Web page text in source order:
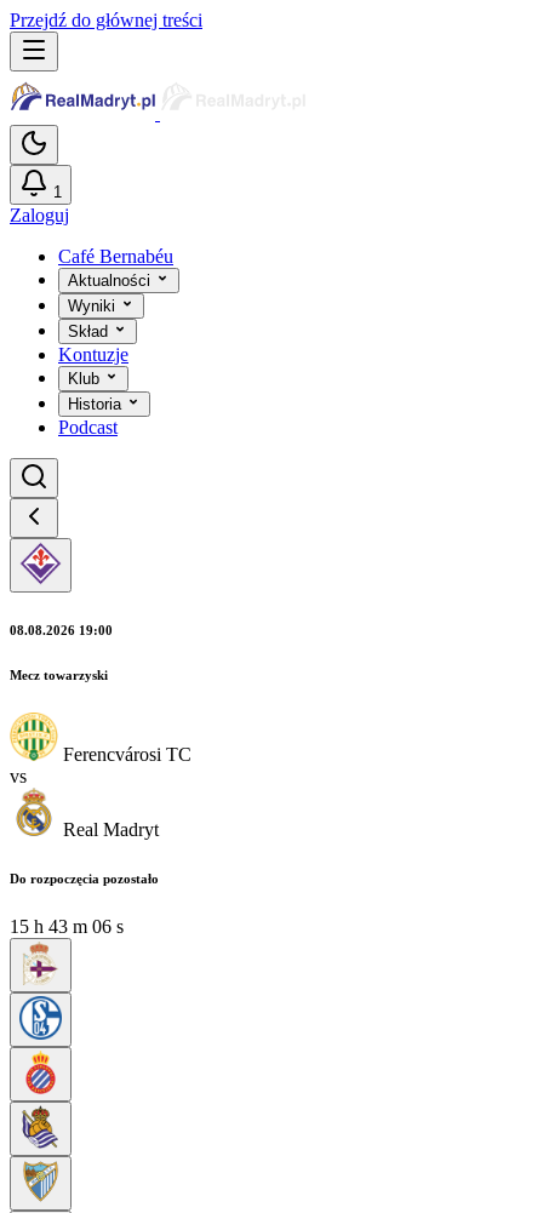
Przejdź do głównej treści
1
Zaloguj
Café Bernabéu
Aktualności
Wyniki
Skład
Kontuzje
Klub
Historia
Podcast
08.08.2026 19:00
Mecz towarzyski
Ferencvárosi TC
vs
Real Madryt
Do rozpoczęcia pozostało
15 h 43 m 06 s